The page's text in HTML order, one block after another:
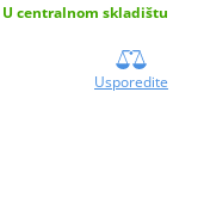
U centralnom skladištu
Usporedite